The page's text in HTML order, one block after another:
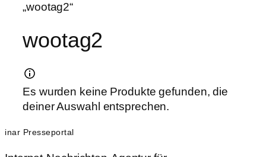
„wootag2“
wootag2
Es wurden keine Produkte gefunden, die
deiner Auswahl entsprechen.
inar Presseportal